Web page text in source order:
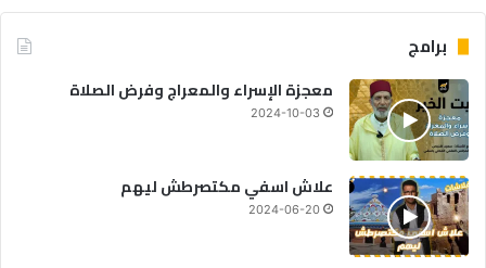
برامج
معجزة الإسراء والمعراج وفرض الصلاة
2024-10-03
علاش اسفي مكتصرطش ليهم
2024-06-20